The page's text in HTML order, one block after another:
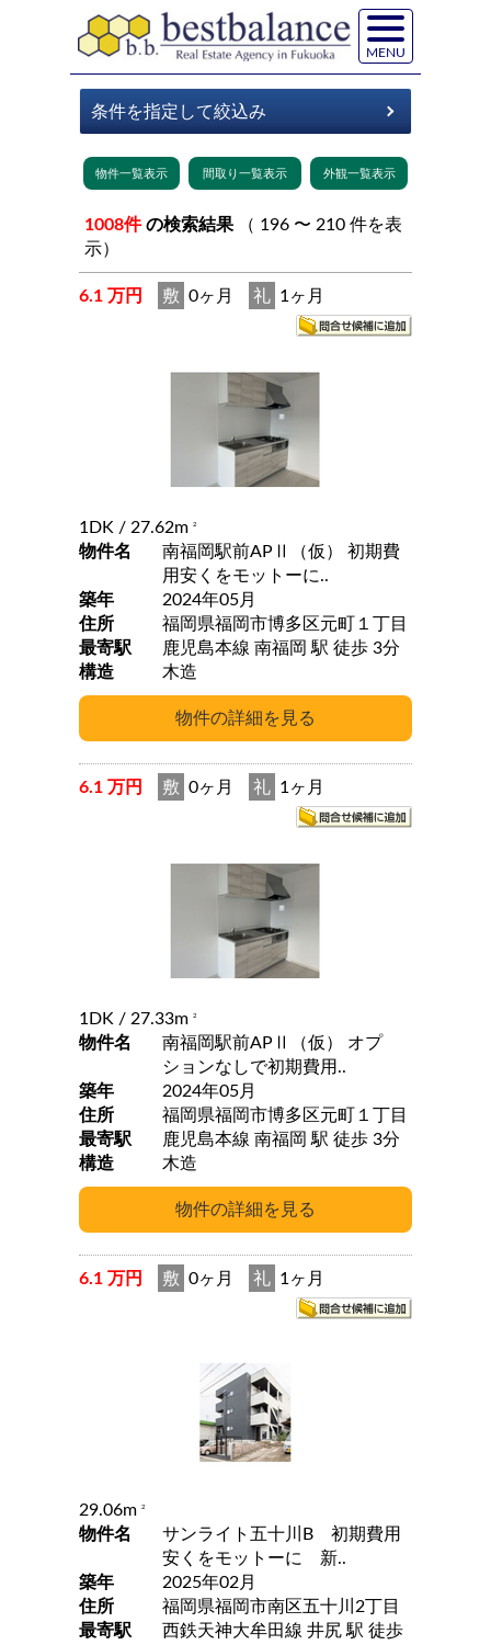
MENU
1008件 の検索結果
示）
6.1 万円 敷 0ヶ月 礼 1ヶ月
1DK / 27.62m 2
物件名
南福岡駅前APⅡ（仮） 初期費
用安くをモットーに..
築年
2024年05月
住所
福岡県福岡市博多区元町１丁目
最寄駅
鹿児島本線 南福岡 駅 徒歩 3分
構造
木造
6.1 万円 敷 0ヶ月 礼 1ヶ月
1DK / 27.33m 2
物件名
南福岡駅前APⅡ（仮） オプ
ションなしで初期費用..
築年
2024年05月
住所
福岡県福岡市博多区元町１丁目
最寄駅
鹿児島本線 南福岡 駅 徒歩 3分
構造
木造
6.1 万円 敷 0ヶ月 礼 1ヶ月
29.06m 2
物件名
サンライト五十川B 初期費用
安くをモットーに 新..
築年
2025年02月
住所
福岡県福岡市南区五十川2丁目
最寄駅
西鉄天神大牟田線 井尻 駅 徒歩